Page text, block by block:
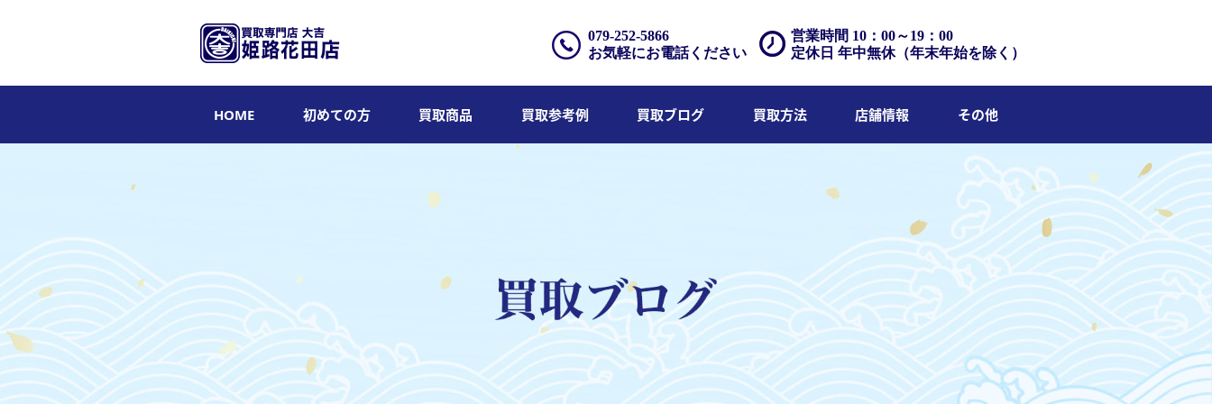
営業時間 10：00～19：00
定休日 年中無休（年末年始を除く）
079-252-5866
お気軽にお電話ください
HOME 初めての方 買取商品 買取参考例 買取ブログ 買取方法 店舗情報 その他